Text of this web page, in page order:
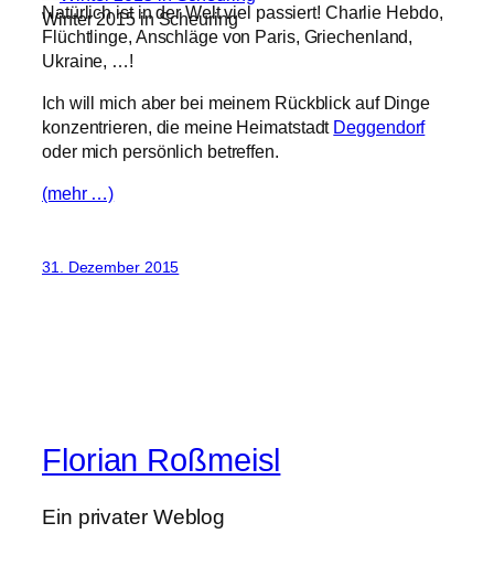
Winter 2015 in Scheuring
Natürlich ist in der Welt viel passiert! Charlie Hebdo,
Flüchtlinge, Anschläge von Paris, Griechenland,
Ukraine, …!
Ich will mich aber bei meinem Rückblick auf Dinge
konzentrieren, die meine Heimatstadt Deggendorf
oder mich persönlich betreffen.
(mehr …)
31. Dezember 2015
Florian Roßmeisl
Ein privater Weblog